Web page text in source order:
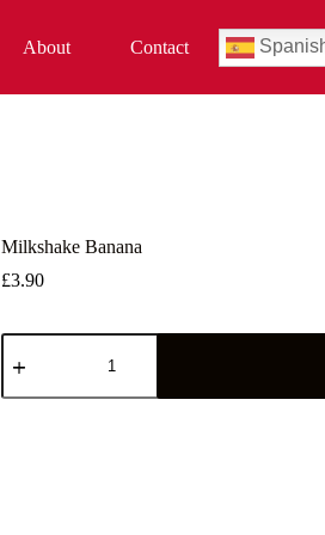
About Contact
Milkshake Banana
£3.90
Milkshake
Banana